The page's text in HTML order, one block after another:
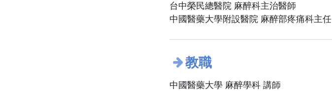
台中榮民總醫院 麻醉科主治醫師
中國醫藥大學附設醫院 麻醉部疼痛科主任
教職
中國醫藥大學 麻醉學科 講師